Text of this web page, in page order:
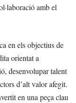
amb el
en els objectius de
orientat a
desenvolupar talent
d’alt valor afegit.
en una peça clau